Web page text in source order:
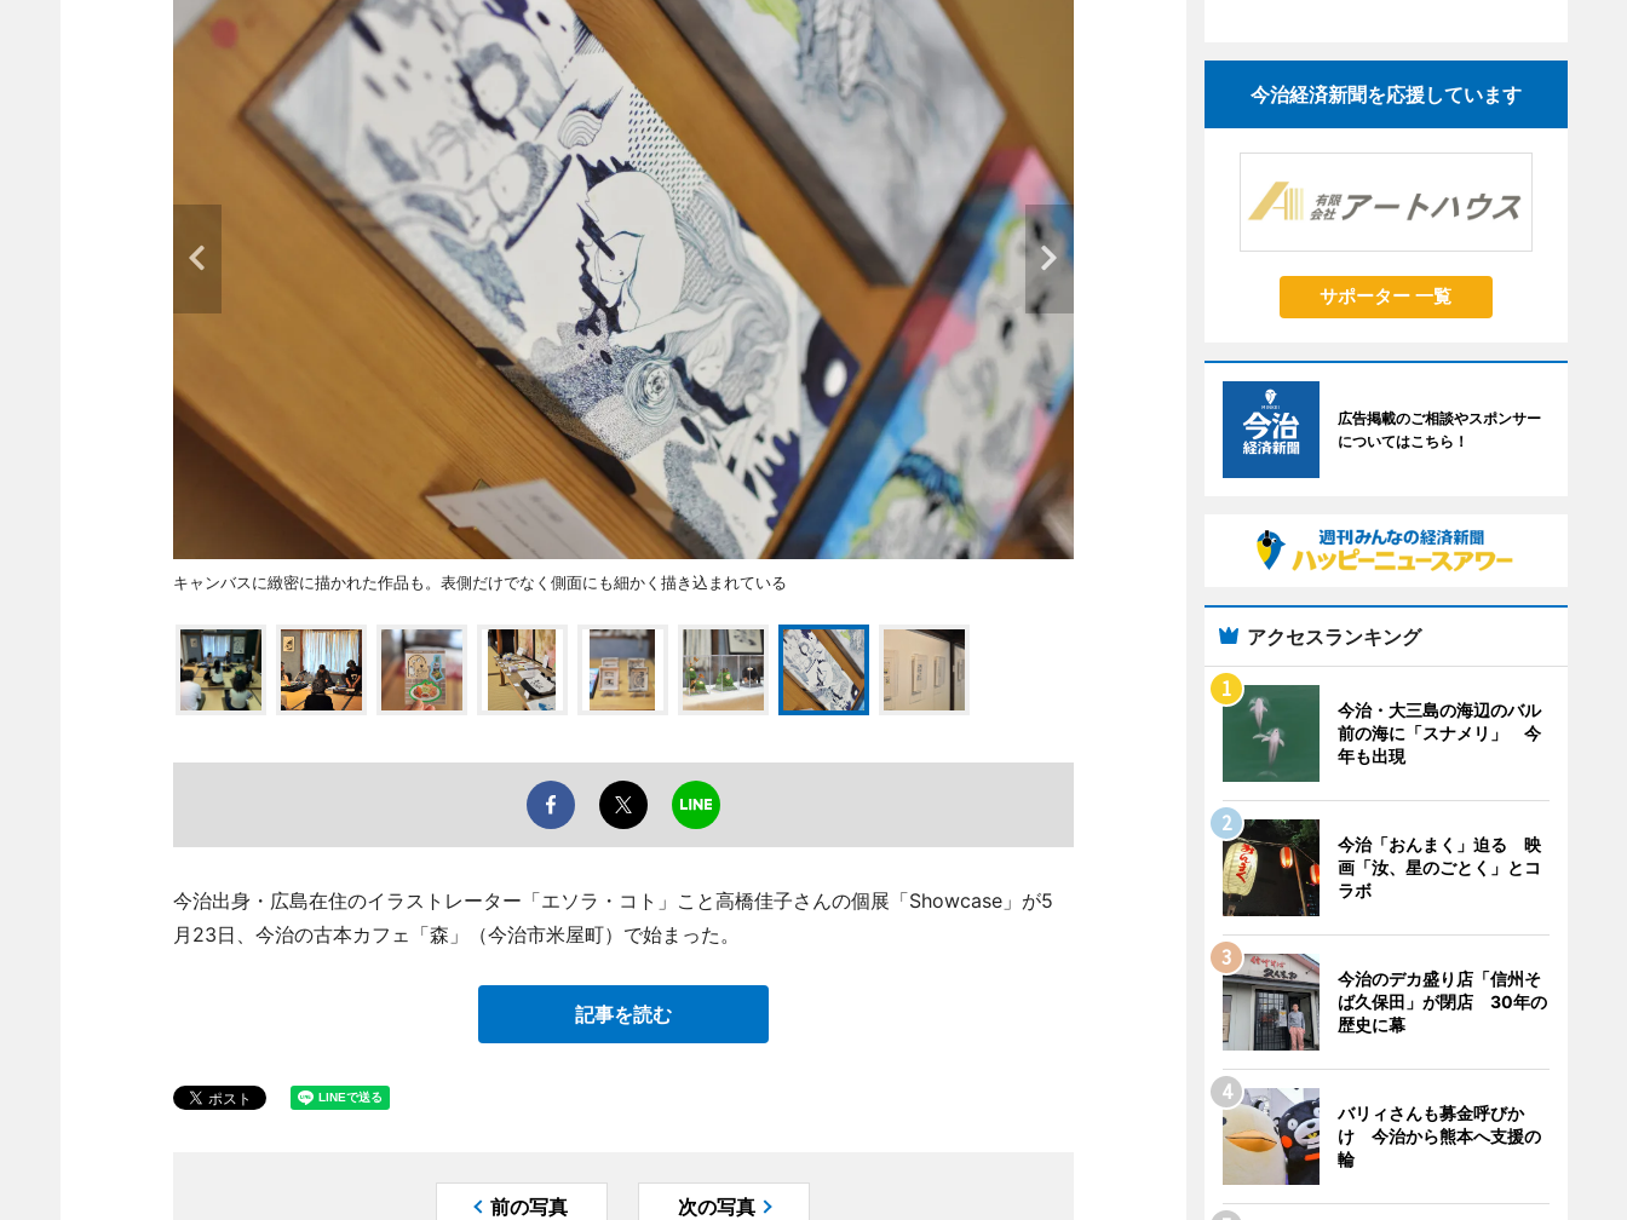
キャンバスに緻密に描かれた作品も。表側だけでなく側面にも細かく描き込まれている
今治出身・広島在住のイラストレーター「エソラ・コト」こと高橋佳子さんの個展「Showcase」が5
月23日、今治の古本カフェ「森」（今治市米屋町）で始まった。
記事を読む
前の写真 次の写真
今治経済新聞を応援しています
サポーター 一覧
広告掲載のご相談やスポンサー
についてはこちら！
アクセスランキング
今治・大三島の海辺のバル
前の海に「スナメリ」 今
年も出現
今治「おんまく」迫る 映
画「汝、星のごとく」とコ
ラボ
今治のデカ盛り店「信州そ
ば久保田」が閉店 30年の
歴史に幕
バリィさんも募金呼びか
け 今治から熊本へ支援の
輪